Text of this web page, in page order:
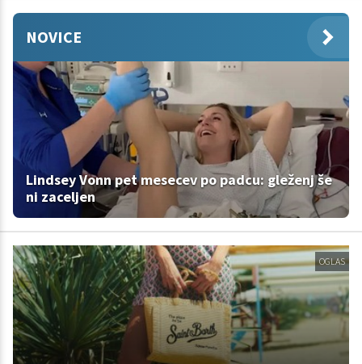
NOVICE
Lindsey Vonn pet mesecev po padcu: gleženj še
ni zaceljen
OGLAS